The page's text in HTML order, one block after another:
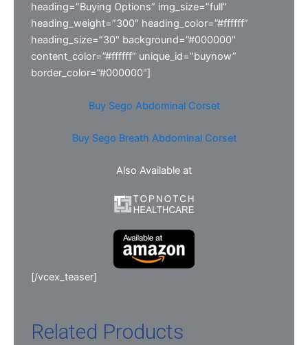
heading=”Buying Options” img_size=”full”
heading_weight=”300″ heading_color=”#ffffff”
heading_size=”30″ background=”#000000″
content_color=”#ffffff” unique_id=”buynow”
border_color=”#000000″]
Buy Sego Abdominal Corset
Buy Sego Breath Abdominal Corset
Also Available at
[/vcex_teaser]
Related Products